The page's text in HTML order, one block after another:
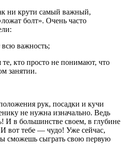
ни крути самый важный,
болт». Очень часто
важность;
кто просто не понимают, что
занятии.
рук, посадки и кучи
не нужна изначально. Ведь
И в большинстве своем, в глубине
вот тебе — чудо! Уже сейчас,
сможешь сыграть свою первую